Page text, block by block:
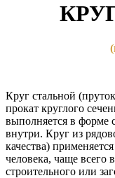
Круг стальной (пруток
прокат круглого
выполняется в форме
внутри. Круг из
качества)
человека, чаще всего
строительного или